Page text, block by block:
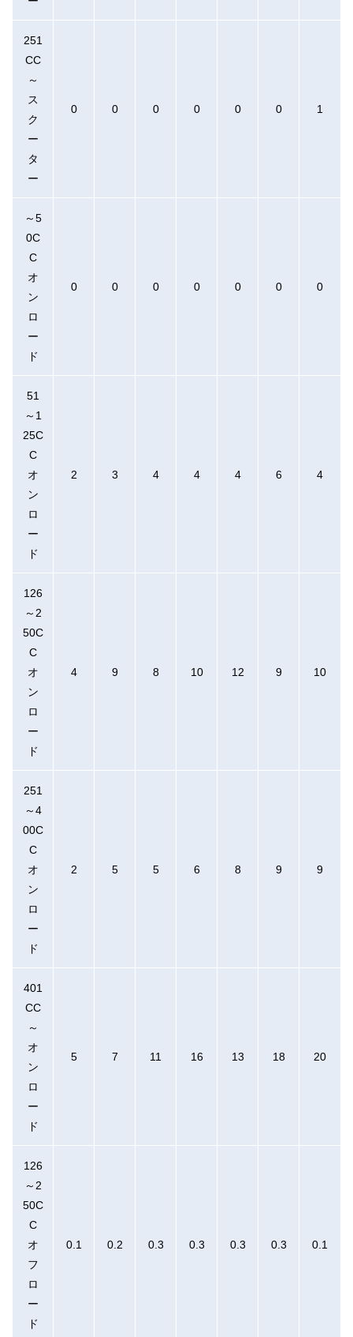
251
CC
～
ス
ク
ー
タ
ー
0 0 0 0 0 0 1
～5
0C
C
オ
ン
ロ
ー
ド
0 0 0 0 0 0 0
51
～1
25C
C
オ
ン
ロ
ー
ド
2 3 4 4 4 6 4
126
～2
50C
C
オ
ン
ロ
ー
ド
4 9 8 10 12 9 10
251
～4
00C
C
オ
ン
ロ
ー
ド
2 5 5 6 8 9 9
401
CC
～
オ
ン
ロ
ー
ド
5 7 11 16 13 18 20
126
～2
50C
C
オ
フ
ロ
ー
ド
0.1 0.2 0.3 0.3 0.3 0.3 0.1